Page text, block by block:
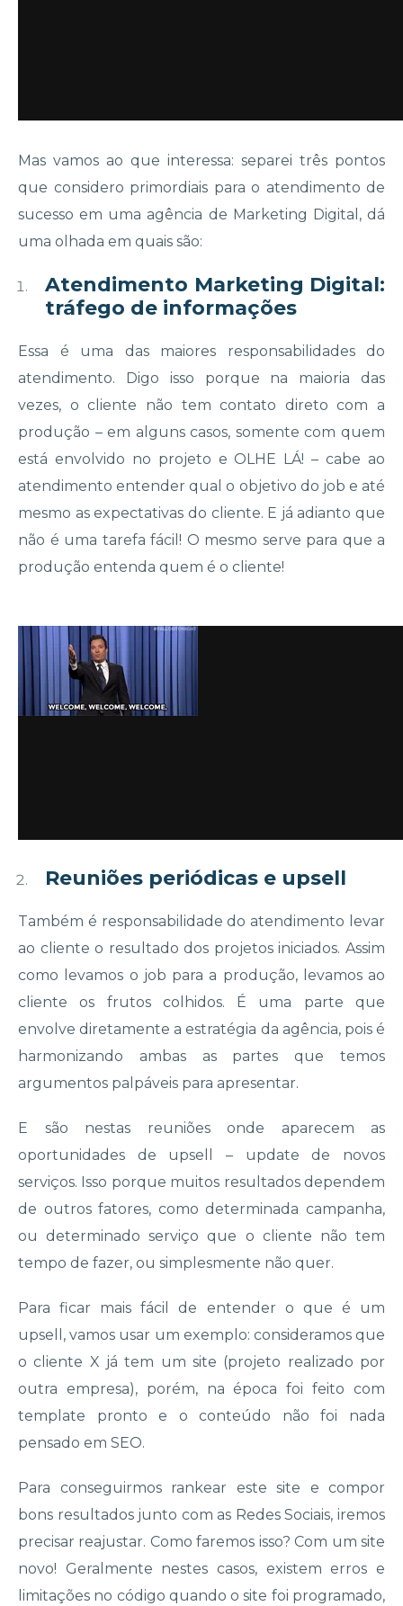
Mas vamos ao que interessa: separei três pontos
que considero primordiais para o atendimento de
sucesso em uma agência de Marketing Digital, dá
uma olhada em quais são:
Atendimento Marketing Digital:
tráfego de informações
Essa é uma das maiores responsabilidades do
atendimento. Digo isso porque na maioria das
vezes, o cliente não tem contato direto com a
produção – em alguns casos, somente com quem
está envolvido no projeto e OLHE LÁ! – cabe ao
atendimento entender qual o objetivo do job e até
mesmo as expectativas do cliente. E já adianto que
não é uma tarefa fácil! O mesmo serve para que a
produção entenda quem é o cliente!
Reuniões periódicas e upsell
Também é responsabilidade do atendimento levar
ao cliente o resultado dos projetos iniciados. Assim
como levamos o job para a produção, levamos ao
cliente os frutos colhidos. É uma parte que
envolve diretamente a estratégia da agência, pois é
harmonizando ambas as partes que temos
argumentos palpáveis para apresentar.
E são nestas reuniões onde aparecem as
oportunidades de upsell
– update de novos
serviços. Isso porque muitos resultadosdependem
de outros fatores, como determinada campanha,
ou determinado serviço que o cliente não tem
tempo de fazer, ou simplesmente não quer.
Para ficar mais fácil de entender o que é um
upsell, vamos usar um exemplo: consideramos que
o cliente X já tem um site (projeto realizado por
outra empresa), porém, na época foi feito com
template pronto e o conteúdo não foi nada
pensado em SEO.
Para conseguirmos rankear este site e compor
bons resultados junto com as Redes Sociais, iremos
precisar reajustar. Como faremos isso? Com um site
novo! Geralmente nestes casos, existem erros e
limitações no código quando o site foi programado,